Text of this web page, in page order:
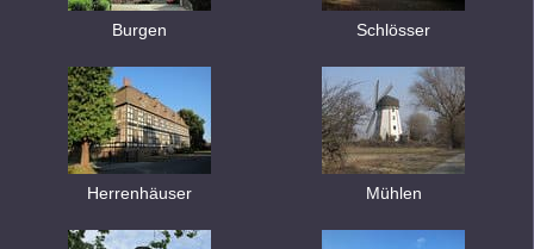
Burgen Schlösser
Herrenhäuser Mühlen